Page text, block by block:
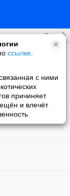
ссылке
с ними
причиняет
и влечёт
Все